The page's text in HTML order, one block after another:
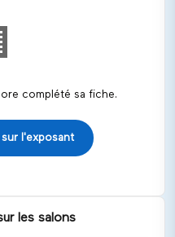
complété sa fiche.
l'exposant
les salons